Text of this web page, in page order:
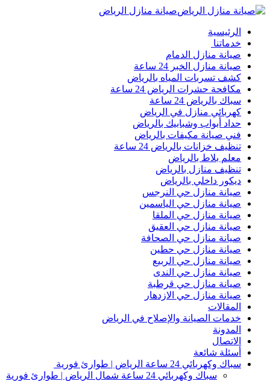
صيانة منازل الرياض
الرئيسية
خدماتنا
صيانة منازل الدمام
صيانة منازل الخبر 24 ساعة
كشف تسربات المياه بالرياض
مكافحة حشرات الرياض 24 ساعة
سباك بالرياض 24 ساعة
كهربائي منازل في الرياض
حداد أبواب وشبابيك بالرياض
فني صيانة مكيفات بالرياض
تنظيف خزانات بالرياض 24 ساعة
معلم بلاط بالرياض
تنظيف منازل بالرياض
ديكور داخلي بالرياض
صيانة منازل حي النرجس
صيانة منازل حي الياسمين
صيانة منازل حي الملقا
صيانة منازل حي العقيق
صيانة منازل حي الصحافة
صيانة منازل حي حطين
صيانة منازل حي الربيع
صيانة منازل حي الندى
صيانة منازل حي قرطبة
صيانة منازل حي الازدهار
المقالات
خدمات الصيانة والإصلاح في الرياض
المدونة
الاتصال
أسئلة شائعة
سباك وكهربائي 24 ساعة الرياض | طوارئ فورية
سباك وكهربائي 24 ساعة شمال الرياض | طوارئ فورية